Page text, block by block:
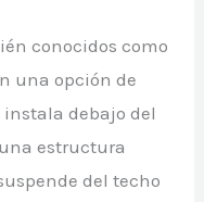
conocidos como
una opción de
debajo del
estructura
del techo